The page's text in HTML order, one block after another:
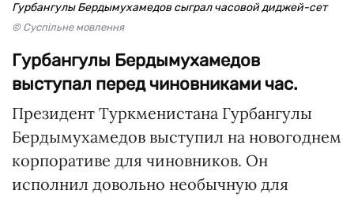
Гурбангулы Бердымухамедов сыграл часовой диджей-сет
© Суспільне мовлення
Гурбангулы Бердымухамедов
выступал перед чиновниками час.
Президент Туркменистана Гурбангулы
Бердымухамедов выступил на новогоднем
корпоративе для чиновников. Он
исполнил довольно необычную для